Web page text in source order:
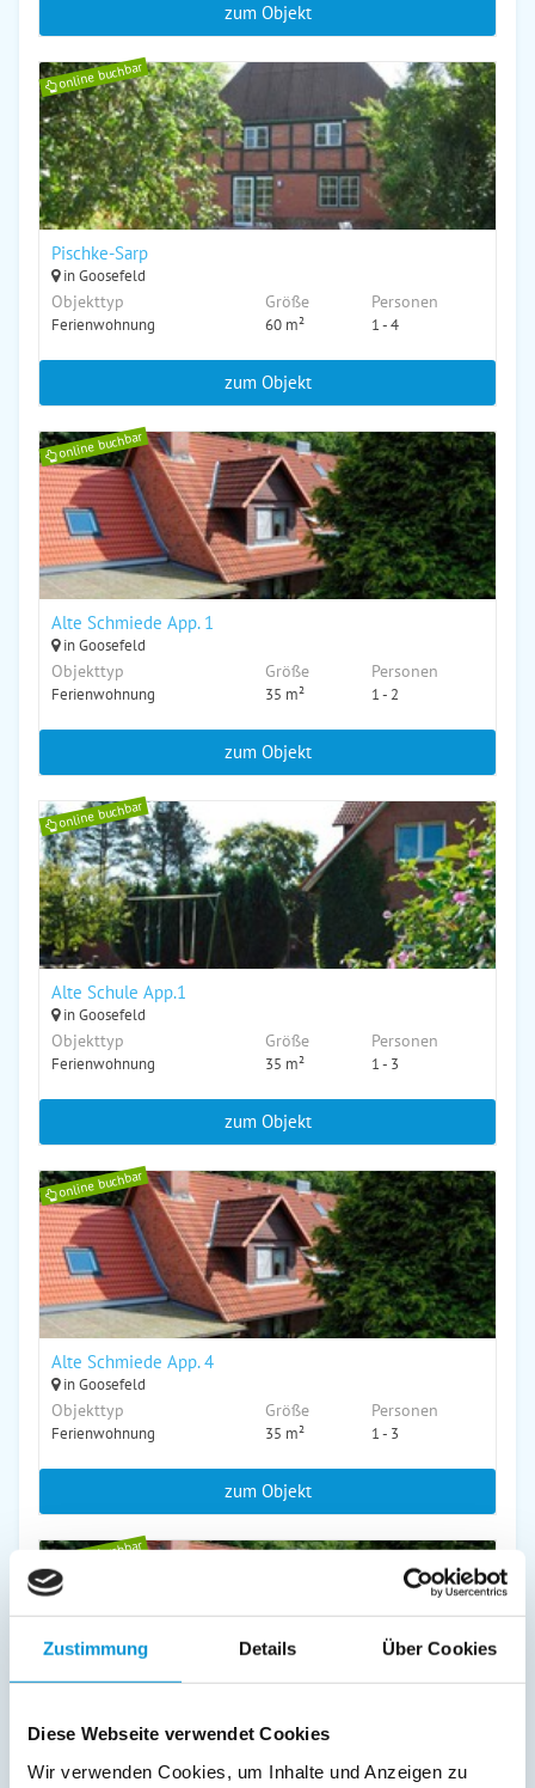
Zustimmung Details Über Cookies
Diese Webseite verwendet Cookies
Wir verwenden Cookies, um Inhalte und Anzeigen zu
zum Objekt
online buchbar
Pischke-Sarp
in Goosefeld
Objekttyp
Ferienwohnung
Größe
60 m²
Personen
1 - 4
zum Objekt
online buchbar
Alte Schmiede App. 1
in Goosefeld
Objekttyp
Ferienwohnung
Größe
35 m²
Personen
1 - 2
zum Objekt
online buchbar
Alte Schule App.1
in Goosefeld
Objekttyp
Ferienwohnung
Größe
35 m²
Personen
1 - 3
zum Objekt
online buchbar
Alte Schmiede App. 4
in Goosefeld
Objekttyp
Ferienwohnung
Größe
35 m²
Personen
1 - 3
zum Objekt
online buchbar
Alte Schmiede App. 3
Objekttyp Größe Personen